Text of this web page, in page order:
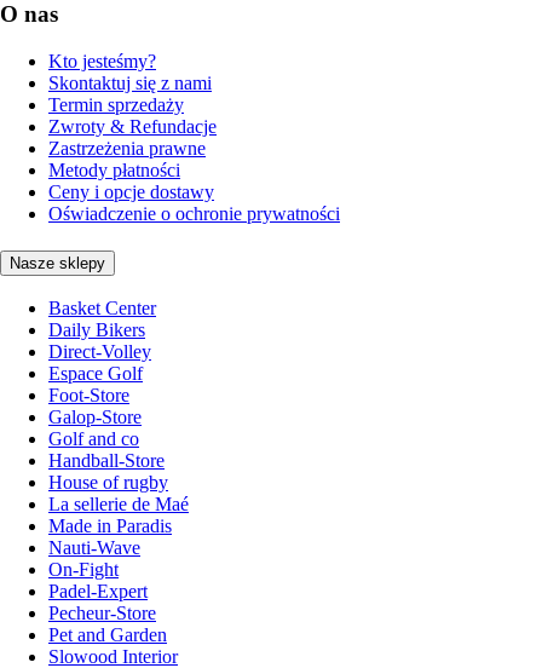
O nas
Kto jesteśmy?
Skontaktuj się z nami
Termin sprzedaży
Zwroty & Refundacje
Zastrzeżenia prawne
Metody płatności
Ceny i opcje dostawy
Oświadczenie o ochronie prywatności
Nasze sklepy
Basket Center
Daily Bikers
Direct-Volley
Espace Golf
Foot-Store
Galop-Store
Golf and co
Handball-Store
House of rugby
La sellerie de Maé
Made in Paradis
Nauti-Wave
On-Fight
Padel-Expert
Pecheur-Store
Pet and Garden
Slowood Interior